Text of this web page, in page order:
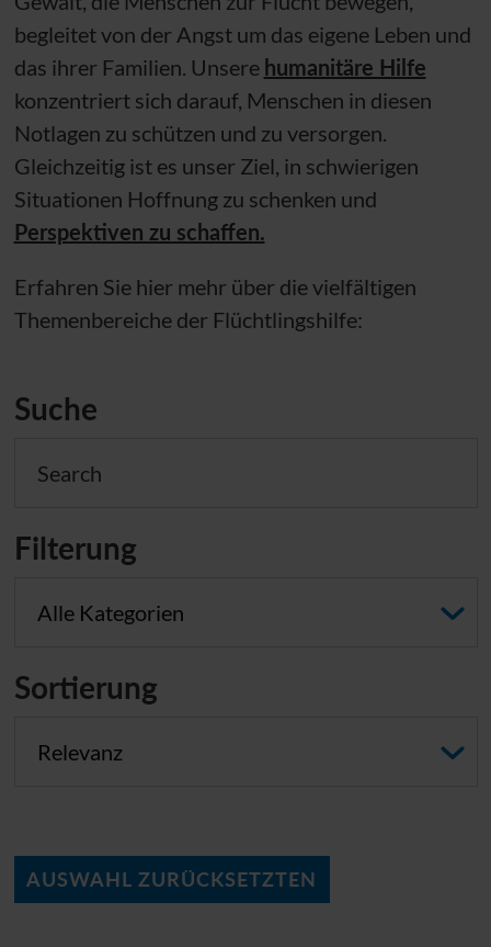
begleitet von der Angst um das eigene Leben und
das ihrer Familien. Unsere humanitäre Hilfe
konzentriert sich darauf, Menschen in diesen
Notlagen zu schützen und zu versorgen.
Gleichzeitig ist es unser Ziel, in schwierigen
Situationen Hoffnung zu schenken und
Perspektiven zu schaffen.
Erfahren Sie hier mehr über die vielfältigen
Themenbereiche der Flüchtlingshilfe:
Suche
Filterung
Sortierung
AUSWAHL ZURÜCKSETZTEN